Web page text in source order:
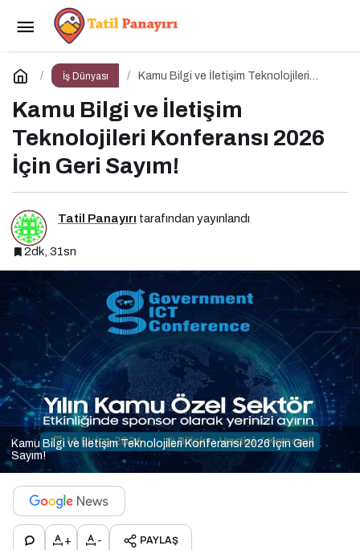
İş Dünyası
Kamu Bilgi ve İletişim Teknolojileri
Kamu Bilgi ve İletişim
Teknolojileri Konferansı 2026
İçin Geri Sayım!
Tatil Panayırı tarafından yayınlandı
2dk, 31sn
Kamu Bilgi ve İletişim Teknolojileri Konferansı 2026 İçin Geri
Sayım!
+ - PAYLAŞ
İş Dünyası WORLDEF Istanbul 2026’da Buluştu
Yorum Yap